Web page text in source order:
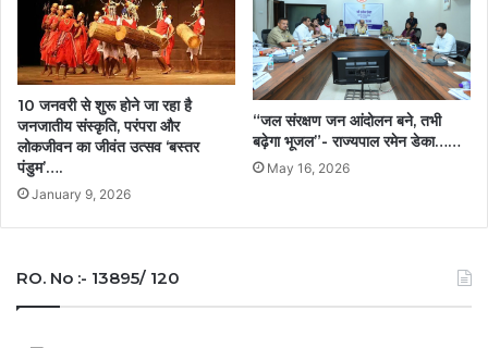
10 जनवरी से शुरू होने जा रहा है
जनजातीय संस्कृति, परंपरा और
लोकजीवन का जीवंत उत्सव ‘बस्तर
पंडुम’….
January 9, 2026
“जल संरक्षण जन आंदोलन बने, तभी
बढ़ेगा भूजल”- राज्यपाल रमेन डेका……
May 16, 2026
RO. No :- 13895/ 120